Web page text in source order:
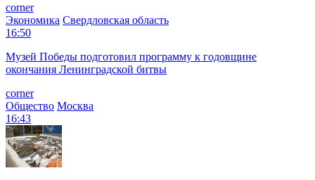
corner
Экономика Свердловская область
16:50
Музей Победы подготовил программу к годовщине
окончания Ленинградской битвы
corner
Общество Москва
16:43